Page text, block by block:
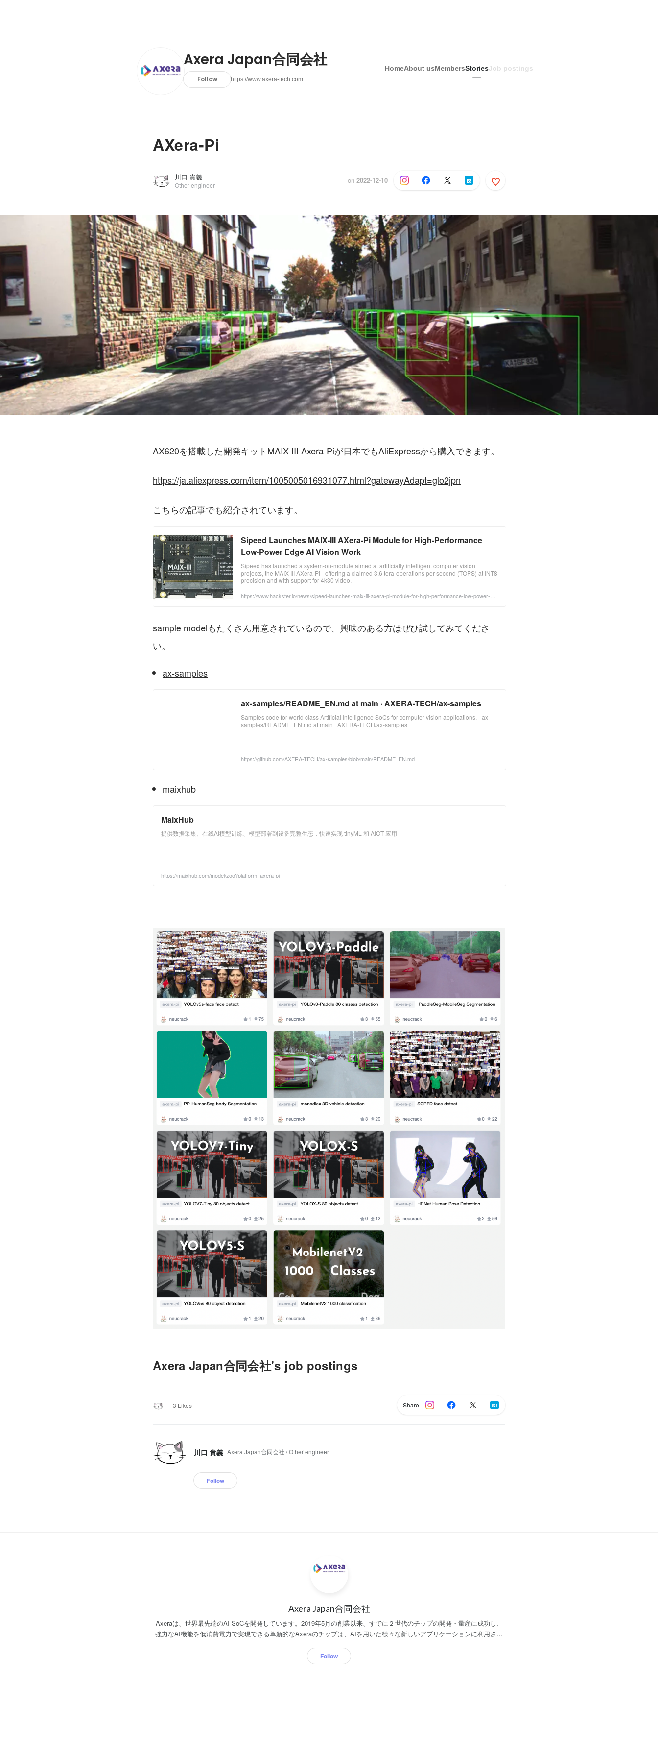
Axera Japan合同会社
Follow https://www.axera-tech.com
HomeAbout usMembersStoriesJob postings
AXera-Pi
川口 貴義
Other engineer
on 2022-12-10
AX620を搭載した開発キットMAIX-III Axera-Piが日本でもAliExpressから購入できます。
https://ja.aliexpress.com/item/1005005016931077.html?gatewayAdapt=glo2jpn
こちらの記事でも紹介されています。
Sipeed Launches MAIX-III AXera-Pi Module for High-Performance
Low-Power Edge AI Vision Work
Sipeed has launched a system-on-module aimed at artificially intelligent computer vision
projects, the MAIX-III AXera-Pi - offering a claimed 3.6 tera-operations per second (TOPS) at INT8
precision and with support for 4k30 video.
https://www.hackster.io/news/sipeed-launches-maix-iii-axera-pi-module-for-high-performance-low-power-ed
sample modelもたくさん用意されているので、興味のある方はぜひ試してみてくださ
い。
ax-samples
ax-samples/README_EN.md at main · AXERA-TECH/ax-samples
Samples code for world class Artificial Intelligence SoCs for computer vision applications. - ax-
samples/README_EN.md at main · AXERA-TECH/ax-samples
https://github.com/AXERA-TECH/ax-samples/blob/main/README_EN.md
maixhub
MaixHub
提供数据采集、在线AI模型训练、模型部署到设备完整生态，快速实现 tinyML 和 AIOT 应用
https://maixhub.com/model/zoo?platform=axera-pi
Axera Japan合同会社's job postings
Axera Japan合同会社 / Other engineer
3 Likes Share
川口 貴義 Axera Japan合同会社 / Other engineer
Follow
Axera Japan合同会社
Axeraは、世界最先端のAI SoCを開発しています。2019年5月の創業以来、すでに２世代のチップの開発・量産に成功し、
強力なAI機能を低消費電力で実現できる革新的なAxeraのチップは、AIを用いた様々な新しいアプリケーションに利用され
Follow